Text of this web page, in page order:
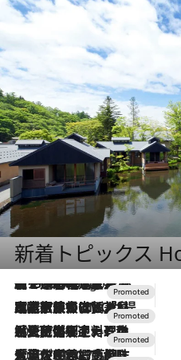
新着トピックス
2 Hours Ago
【トンボの足水浴】ヒノキの香りに包まれて涼感マックス！約13℃の湧水かけ流しを避暑地「星野温泉 トンボの湯」で体験
2026.7.31
【ホテル帰省】という選択肢をOMOが提案。家族とほどよい距離を保つには「昼は実家、夜は気兼ねなくホテルで！」
2026.7.24
【夏限定ディナーコース】旬を迎える稚鮎や花ズッキーニなどをイタリア・トスカーナの郷土料理の手法で満喫！
2026.7.17
「土佐和ハーブかき氷」がOMO7高知に登場！生姜、山椒、大葉など目にも舌にも涼を呼ぶ郷土の味